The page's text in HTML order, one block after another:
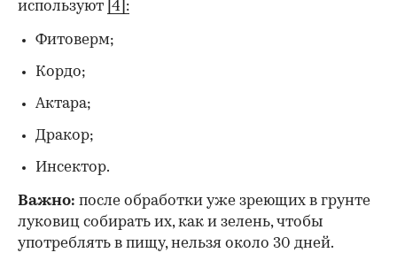
используют [4]:
Фитоверм;
Кордо;
Актара;
Дракор;
Инсектор.
Важно: после обработки уже зреющих в грунте
луковиц собирать их, как и зелень, чтобы
употреблять в пищу, нельзя около 30 дней.